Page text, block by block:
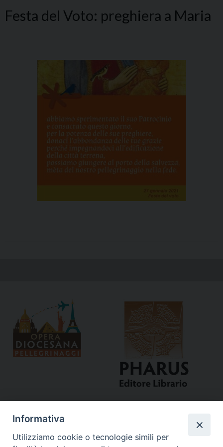
Festa del Voto: preghiera a Maria
Informativa
Utilizziamo cookie o tecnologie simili per